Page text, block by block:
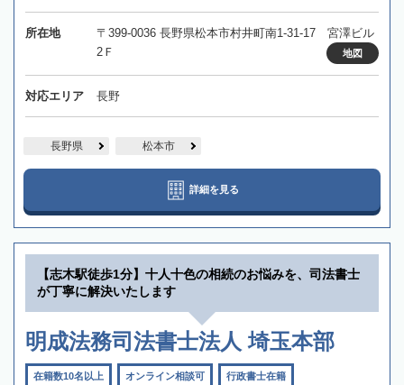
所在地
〒399-0036 長野県松本市村井町南1-31-17 宮澤ビル
2Ｆ
地図
対応エリア 長野
長野県 松本市
詳細を見る
【志木駅徒歩1分】十人十色の相続のお悩みを、司法書士
が丁寧に解決いたします
明成法務司法書士法人 埼玉本部
在籍数10名以上 オンライン相談可 行政書士在籍